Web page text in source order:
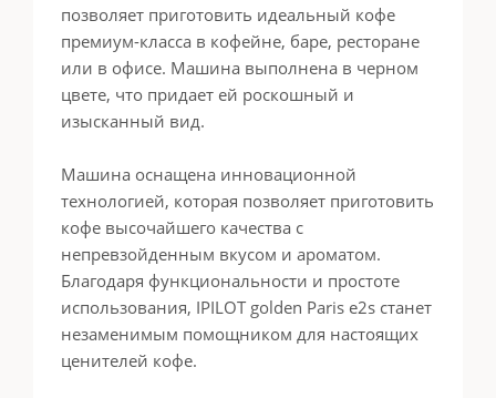
позволяет приготовить идеальный кофе
премиум-класса в кофейне, баре, ресторане
или в офисе. Машина выполнена в черном
цвете, что придает ей роскошный и
изысканный вид.
Машина оснащена инновационной
технологией, которая позволяет приготовить
кофе высочайшего качества с
непревзойденным вкусом и ароматом.
Благодаря функциональности и простоте
использования, IPILOT golden Paris e2s станет
незаменимым помощником для настоящих
ценителей кофе.